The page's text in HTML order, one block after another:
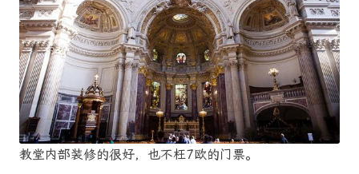
教堂内部装修的很好，也不枉7欧的门票。